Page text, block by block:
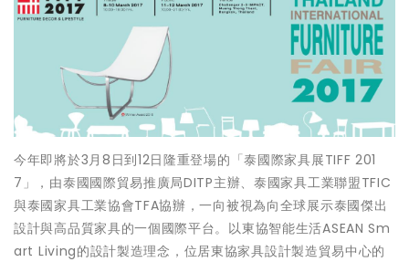
今年即將於3月8日到12日隆重登場的「泰國際家具展TIFF 201
7」，由泰國國際貿易推廣局DITP主辦、泰國家具工業聯盟TFIC
與泰國家具工業協會TFA協辦，一向被視為向全球展示泰國傑出
設計與高品質家具的一個國際平台。以東協智能生活ASEAN Sm
art Living的設計製造理念，位居東協家具設計製造貿易中心的